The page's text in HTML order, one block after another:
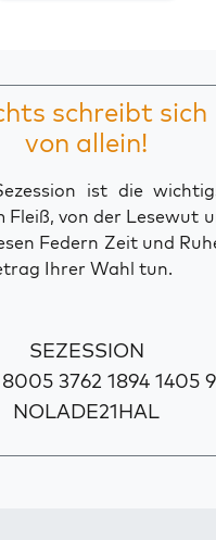
schreibt sich
von allein!
ist die
Fleiß, von der Lesewut
Federn Zeit und
Ihrer Wahl tun.
SEZESSION
3762 1894 1405
NOLADE21HAL